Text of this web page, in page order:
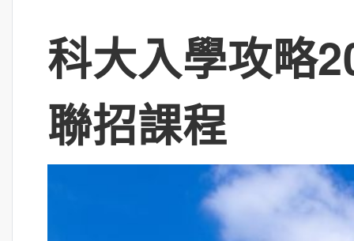
科大入學攻略
聯招課程